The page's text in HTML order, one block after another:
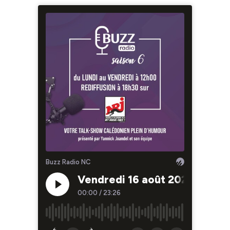
Buzz Radio NC
Vendredi 16 août 2024
00:00 / 23:26